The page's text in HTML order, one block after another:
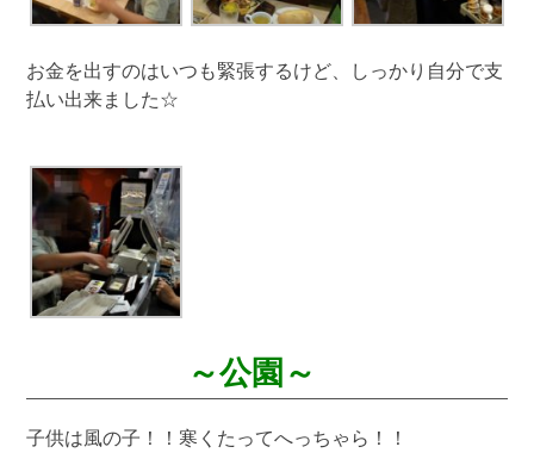
お金を出すのはいつも緊張するけど、しっかり自分で支
払い出来ました☆
～公園～
子供は風の子！！寒くたってへっちゃら！！